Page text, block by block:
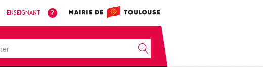
ENSEIGNANT